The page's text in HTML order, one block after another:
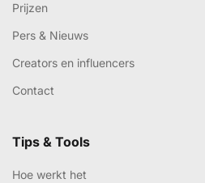
Prijzen
Pers & Nieuws
Creators en influencers
Contact
Tips & Tools
Hoe werkt het